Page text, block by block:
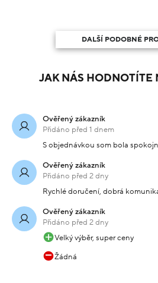
DALŠÍ PODOBNÉ
JAK NÁS HODNOTÍTE
Ověřený zákazník
Přidáno před 1 dnem
S objednávkou som bola
Ověřený zákazník
Přidáno před 2 dny
Rychlé doručení, dobrá
Ověřený zákazník
Přidáno před 2 dny
Velký výběr, super ceny
Žádná